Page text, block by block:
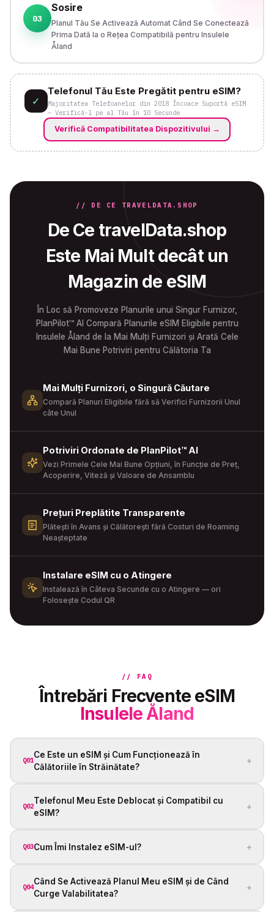
03
Sosire
Planul Tău Se Activează Automat Când Se Conectează
Prima Dată la o Rețea Compatibilă pentru Insulele
Åland
✓
Telefonul Tău Este Pregătit pentru eSIM?
Majoritatea Telefoanelor din 2018 Încoace Suportă eSIM
– Verifică-l pe al Tău în 10 Secunde
Verifică Compatibilitatea Dispozitivului →
// DE CE TRAVELDATA.SHOP
De Ce travelData.shop
Este Mai Mult decât un
Magazin de eSIM
În Loc să Promoveze Planurile unui Singur Furnizor,
PlanPilot™ AI Compară Planurile eSIM Eligibile pentru
Insulele Åland de la Mai Mulți Furnizori și Arată Cele
Mai Bune Potriviri pentru Călătoria Ta
Mai Mulți Furnizori, o Singură Căutare
Compară Planuri Eligibile fără să Verifici Furnizorii Unul
câte Unul
Potriviri Ordonate de PlanPilot™ AI
Vezi Primele Cele Mai Bune Opțiuni, în Funcție de Preț,
Acoperire, Viteză și Valoare de Ansamblu
Prețuri Preplătite Transparente
Plătești în Avans și Călătorești fără Costuri de Roaming
Neașteptate
Instalare eSIM cu o Atingere
Instalează în Câteva Secunde cu o Atingere — ori
Folosește Codul QR
// FAQ
Întrebări Frecvente eSIM
Insulele Åland
Q01
Ce Este un eSIM și Cum Funcționează în
Călătoriile în Străinătate?
+
Q02
Telefonul Meu Este Deblocat și Compatibil cu
eSIM?
+
Q03Cum Îmi Instalez eSIM-ul? +
Q04
Când Se Activează Planul Meu eSIM și de Când
Curge Valabilitatea?
+